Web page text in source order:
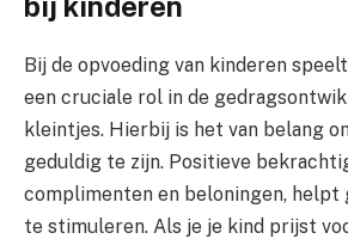
Bij de opvoeding van kinderen
een cruciale rol in de
kleintjes. Hierbij is het van belang
geduldig te zijn. Positieve
complimenten en beloningen, helpt
te stimuleren. Als je je kind prijst